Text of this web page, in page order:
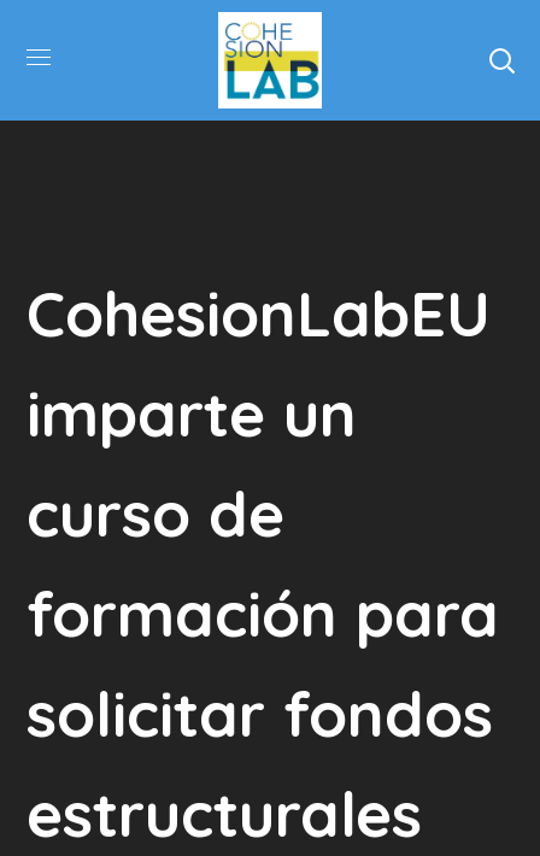
CohesionLabEU
imparte un
curso de
formación para
solicitar fondos
estructurales